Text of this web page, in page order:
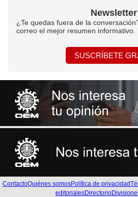
Newsletter
¿Te quedas fuera de la
correo el mejor resumen informativo.
SUSCRÍBETE
ContactoQuiénes somosPolítica de privacidad
editorialesDirectorio